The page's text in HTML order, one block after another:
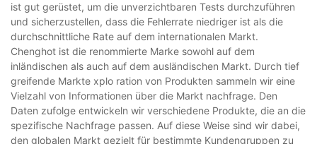
ist gut gerüstet, um die unverzichtbaren Tests durchzuführen
und sicherzustellen, dass die Fehlerrate niedriger ist als die
durchschnittliche Rate auf dem internationalen Markt.
Chenghot ist die renommierte Marke sowohl auf dem
inländischen als auch auf dem ausländischen Markt. Durch tief
greifende Markte xplo ration von Produkten sammeln wir eine
Vielzahl von Informationen über die Markt nachfrage. Den
Daten zufolge entwickeln wir verschiedene Produkte, die an die
spezifische Nachfrage passen. Auf diese Weise sind wir dabei,
den globalen Markt gezielt für bestimmte Kundengruppen zu